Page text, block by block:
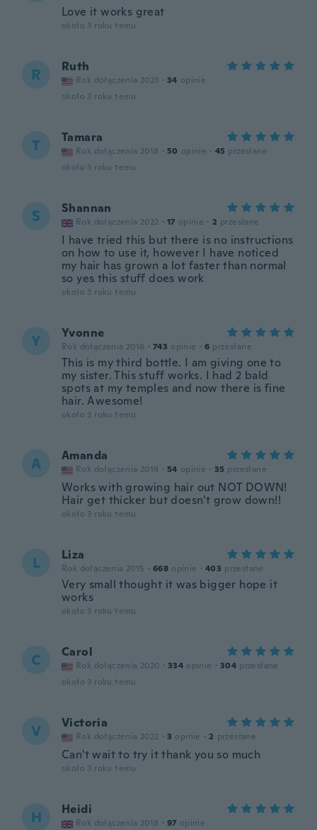
Love it works great
około 3 roku temu
R Ruth
Rok dołączenia 2023 · 34 opinie
około 3 roku temu
T Tamara
Rok dołączenia 2018 · 50 opinie · 45 przesłane
około 3 roku temu
S Shannan
Rok dołączenia 2022 · 17 opinie · 2 przesłane
I have tried this but there is no instructions
on how to use it, however I have noticed
my hair has grown a lot faster than normal
so yes this stuff does work
około 3 roku temu
Y Yvonne
Rok dołączenia 2016 · 743 opinie · 6 przesłane
This is my third bottle. I am giving one to
my sister. This stuff works. I had 2 bald
spots at my temples and now there is fine
hair. Awesome!
około 3 roku temu
A Amanda
Rok dołączenia 2019 · 54 opinie · 35 przesłane
Works with growing hair out NOT DOWN!
Hair get thicker but doesn't grow down!!
około 3 roku temu
L Liza
Rok dołączenia 2015 · 668 opinie · 403 przesłane
Very small thought it was bigger hope it
works
około 3 roku temu
C Carol
Rok dołączenia 2020 · 334 opinie · 304 przesłane
około 3 roku temu
V Victoria
Rok dołączenia 2022 · 3 opinie · 2 przesłane
Can't wait to try it thank you so much
około 3 roku temu
H Heidi
Rok dołączenia 2018 · 97 opinie